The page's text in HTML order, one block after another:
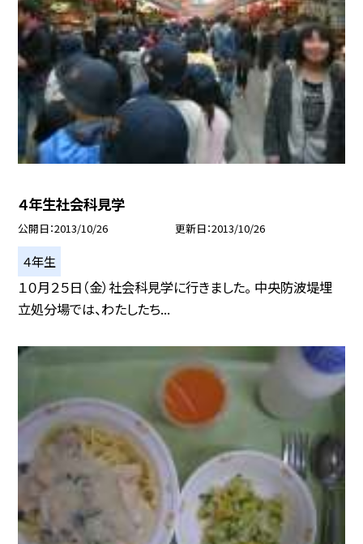
４年生社会科見学
公開日 2013/10/26 更新日 2013/10/26
４年生
１０月２５日（金）社会科見学に行きました。 中央防波堤埋
立処分場では、わたしたち...